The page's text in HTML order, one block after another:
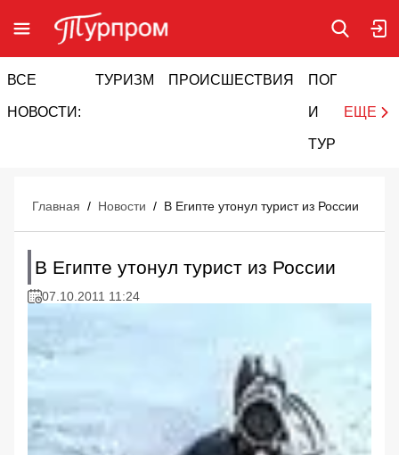
ВСЕ
НОВОСТИ:
ТУРИЗМ ПРОИСШЕСТВИЯ ПОГОДА
И
ТУРИЗМ
ЕЩЕ
Главная / Новости / В Египте утонул турист из России
В Египте утонул турист из России
07.10.2011 11:24